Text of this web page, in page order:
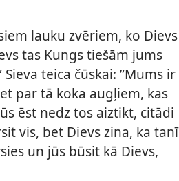
lauku zvēriem, ko Dievs
tas Kungs tiešām jums
teica čūskai: ”Mums ir
par tā koka augļiem, kas
ēst nedz tos aiztikt, citādi
vis, bet Dievs zina, ka tanī
un jūs būsit kā Dievs,